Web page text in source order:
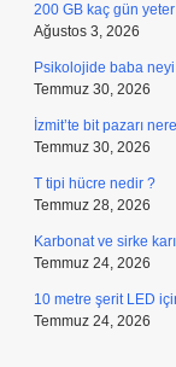
200 GB kaç gün
Ağustos 3, 2026
Psikolojide baba
Temmuz 30, 2026
İzmit’te bit pazarı
Temmuz 30, 2026
T tipi hücre nedir ?
Temmuz 28, 2026
Karbonat ve sirke
Temmuz 24, 2026
10 metre şerit LED
Temmuz 24, 2026